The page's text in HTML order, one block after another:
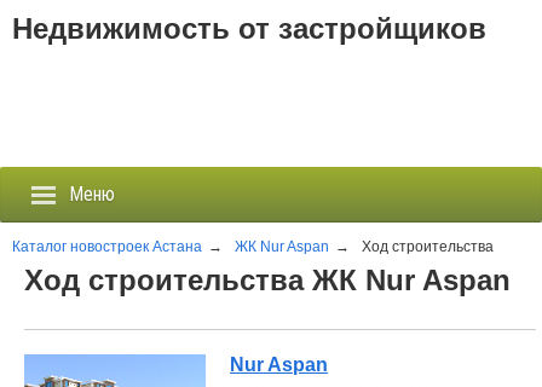
Недвижимость от застройщиков
Меню
Каталог новостроек Астана → ЖК Nur Aspan → Ход строительства
Ход строительства ЖК Nur Aspan
Nur Aspan